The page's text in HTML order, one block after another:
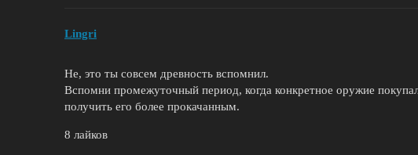
Lingri
Не, это ты совсем древность вспомнил.
Вспомни промежуточный период, когда конкретное оружие
получить его более прокачанным.
8 лайков